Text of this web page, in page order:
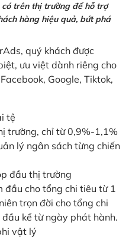
trên thị trường để hỗ trợ
hàng hiệu quả, bứt phá
quý khách được
ưu việt dành riêng cho
Google, Tiktok,
tệ
trường, chỉ từ 0,9%-1,1%
lý ngân sách từng chiến
đầu thị trường
đầu cho tổng chi tiêu từ 1
trọn đời cho tổng chi
kể từ ngày phát hành.
vật lý